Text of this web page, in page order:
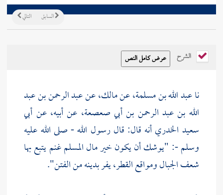
التالي السابق
الشرح
نا عبد الله بن مسلمة، عن مالك، عن عبد الرحمن بن عبد
الله بن عبد الرحمن بن أبي صعصعة، عن أبيه، عن أبي
سعيد الخدري أنه قال: قال رسول الله - صلى الله عليه
وسلم -: "يوشك أن يكون خير مال المسلم غنم يتبع بها
شعف الجبال ومواقع القطر، يفر بدينه من الفتن".